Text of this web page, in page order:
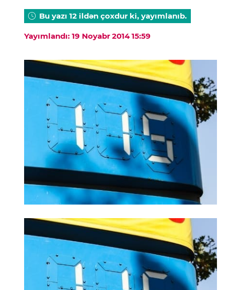
Bu yazı 12 ildən çoxdur ki, yayımlanıb.
Yayımlandı: 19 Noyabr 2014 15:59